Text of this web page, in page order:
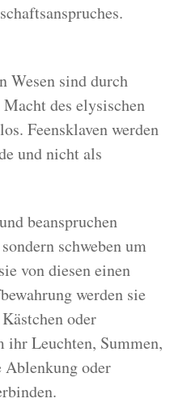
Wesen sind durch
des elysischen
Feensklaven werden
und nicht als
beanspruchen
schweben um
von diesen einen
werden sie
oder
ihr Leuchten, Summen,
Ablenkung oder